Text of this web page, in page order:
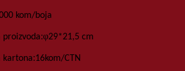
kom/boja
proizvoda:φ29*21,5 cm
kartona:16kom/CTN